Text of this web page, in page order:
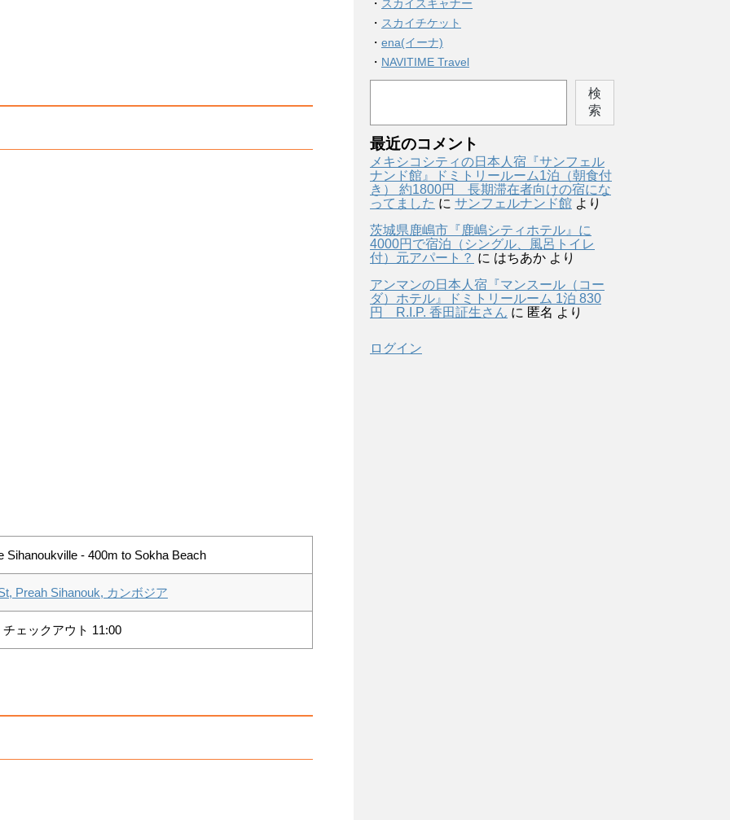
Sihanoukville - 400m to Sokha Beach
Preah Sihanouk, カンボジア
ェックアウト 11:00
・ スカイスキャナー
・ スカイチケット
・ ena(イーナ)
・ NAVITIME Travel
検
索
最近のコメント
メキシコシティの日本人宿『サンフェル
ナンド館』ドミトリールーム1泊（朝食付
き） 約1800円 長期滞在者向けの宿にな
ってました に サンフェルナンド館 より
茨城県鹿嶋市『鹿嶋シティホテル』に
4000円で宿泊（シングル、風呂トイレ
付）元アパート？ に はちあか より
アンマンの日本人宿『マンスール（コー
ダ）ホテル』ドミトリールーム 1泊 830
円 R.I.P. 香田証生さん に 匿名 より
ログイン